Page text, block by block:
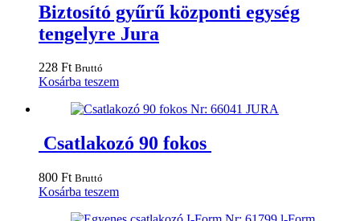
Biztosító gyűrű központi egység
tengelyre Jura
228 Ft Bruttó
Kosárba teszem
Csatlakozó 90 fokos
800 Ft Bruttó
Kosárba teszem